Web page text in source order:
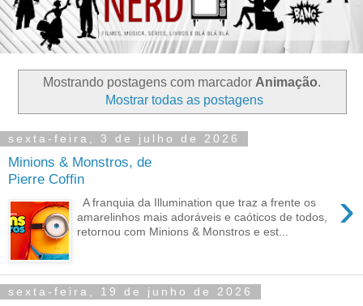
Mostrando postagens com marcador Animação.
Mostrar todas as postagens
sexta-feira, 3 de julho de 2026
Minions & Monstros, de
Pierre Coffin
›
A franquia da Illumination que traz a frente os
amarelinhos mais adoráveis e caóticos de todos,
retornou com Minions & Monstros e est...
sexta-feira, 19 de junho de 2026